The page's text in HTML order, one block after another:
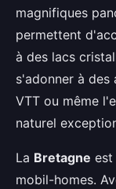
magnifiques
permettent
à des lacs
s'adonner à des
VTT ou même
naturel
La Bretagne est
mobil-homes.